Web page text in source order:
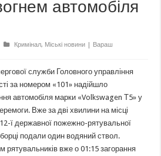
автомобіля
Кримінал, Міські новини | Вараш
служби Головного управління
за номером «101» надійшло
автомобіля марки «Volkswagen Т5» у
Вже за дві хвилини на місці
ї державної пожежно-рятувальної
подали один водяний ствол.
рятувальників вже о 01:15 загорання